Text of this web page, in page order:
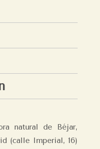
natural de Béjar,
(calle Imperial, 16)